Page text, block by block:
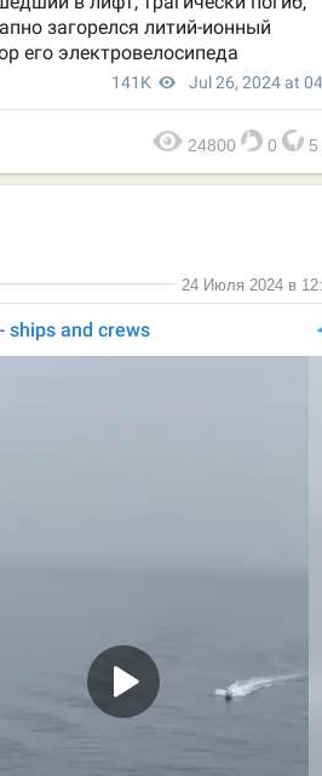
24800 0 5
24 Июля 2024 в